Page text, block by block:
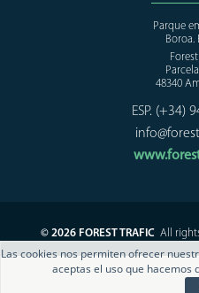
Las cookies nos permiten ofrecer
aceptas el uso que hacemos
Parque
Boroa.
48340
ESP. (+34)
© 2026 FOREST TRAFIC All